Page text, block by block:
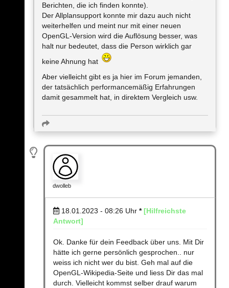
Berichten, die ich finden konnte).
Der Allplansupport konnte mir dazu auch nicht
weiterhelfen und meint nur mit einer neuen
OpenGL-Version wird die Auflösung besser, was
halt nur bedeutet, dass die Person wirklich gar
keine Ahnung hat
Aber vielleicht gibt es ja hier im Forum jemanden,
der tatsächlich performancemäßig Erfahrungen
damit gesammelt hat, in direktem Vergleich usw.
dwolleb
18.01.2023 - 08:26 Uhr * [Hilfreichste
Antwort]
Ok. Danke für dein Feedback über uns. Mit Dir
hätte ich gerne persönlich gesprochen.. nur
weiss ich nicht wer du bist. Geh mal auf die
OpenGL-Wikipedia-Seite und liess Dir das mal
durch. Vielleicht kommst selber drauf warum